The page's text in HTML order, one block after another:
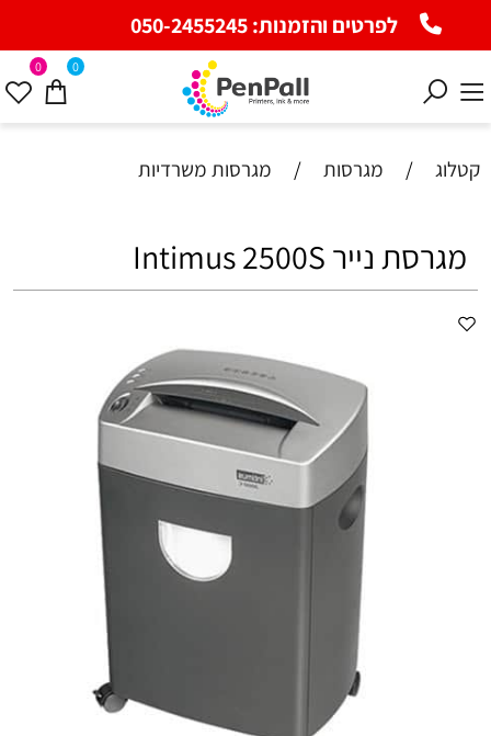
לפרטים והזמנות:050-2455245
0 0
קטלוג / מגרסות / מגרסות משרדיות
מגרסת נייר Intimus 2500S